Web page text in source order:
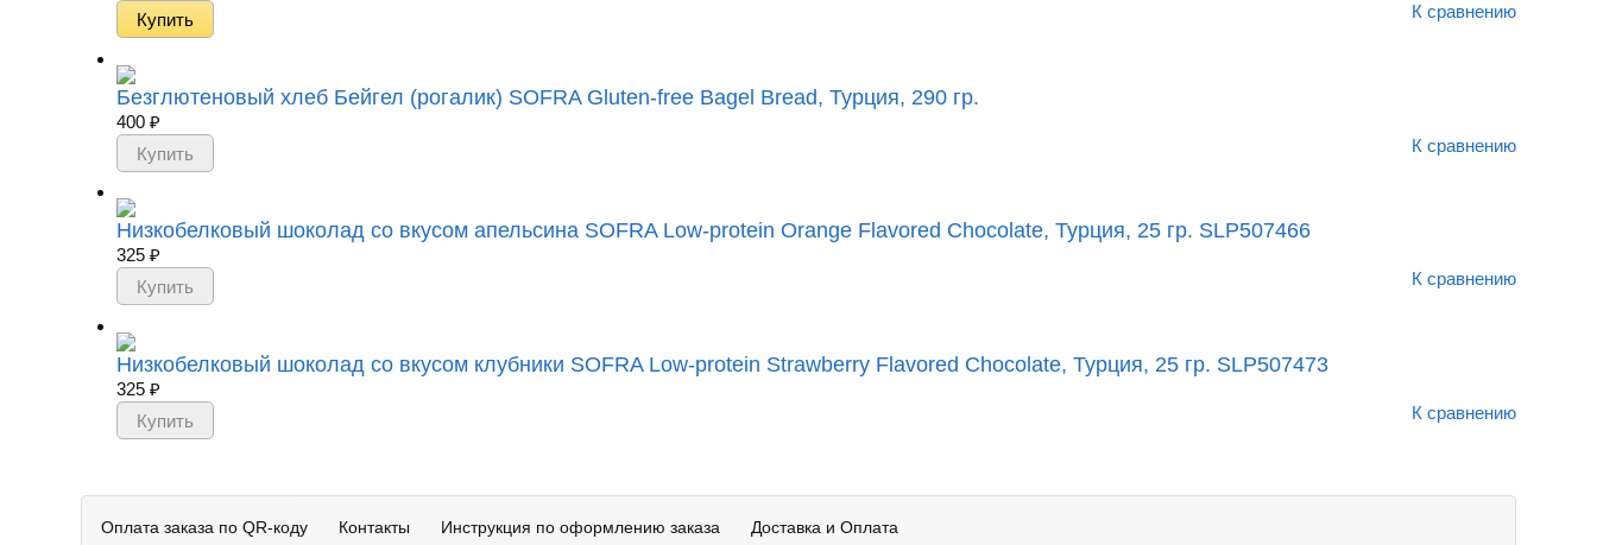
К сравнению
Безглютеновый хлеб Бейгел (рогалик) SOFRA Gluten-free Bagel Bread, Турция, 290 гр.
400 ₽
К сравнению
Низкобелковый шоколад со вкусом апельсина SOFRA Low-protein Orange Flavored Chocolate, Турция, 25 гр. SLP507466
325 ₽
К сравнению
Низкобелковый шоколад со вкусом клубники SOFRA Low-protein Strawberry Flavored Chocolate, Турция, 25 гр. SLP507473
325 ₽
К сравнению
Оплата заказа по QR-коду Контакты Инструкция по оформлению заказа Доставка и Оплата